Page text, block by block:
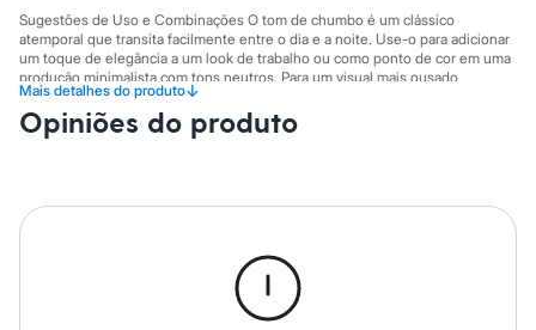
Sutiãs e Tops
Moda praia
Biquínis
Maiôs
Saídas de praia
Personagens
Calças
Casacos e Jaquetas
Sugestões de Uso e Combinações O tom de chumbo é um clássico
atemporal que transita facilmente entre o dia e a noite. Use-o para adicionar
um toque de elegância a um look de trabalho ou como ponto de cor em uma
produção minimalista com tons neutros. Para um visual mais ousado,
combine com acessórios prateados e roupas de couro. Ele também é a
escolha ideal para eventos noturnos, garantindo unhas sofisticadas e cheias
de personalidade.
Mais detalhes do produto↓
Informacoes gerais:
Opiniões do produto